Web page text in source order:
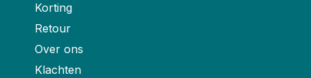
Korting
Retour
Over ons
Klachten